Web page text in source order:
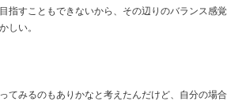
指すこともできないから、その辺りのバランス感覚
しい。
てみるのもありかなと考えたんだけど、自分の場合